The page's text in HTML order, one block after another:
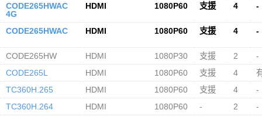
CODE265HWAC
4G
HDMI 1080P60 支援 4 -
CODE265HWAC HDMI 1080P60 支援 4 -
CODE265HW HDMI 1080P30 支援 2
-
CODE265L
HDMI 1080P60 支援 4
TC360H.265
HDMI 1080P60 支援 4
-
TC360H.264
HDMI 1080P60 - 2
-